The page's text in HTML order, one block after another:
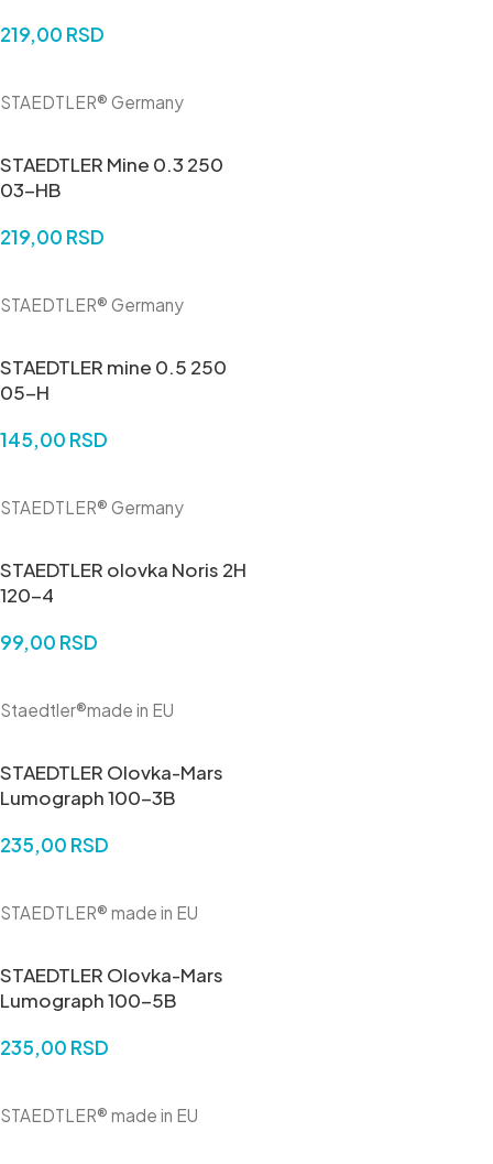
219,00 RSD
STAEDTLER® Germany
STAEDTLER Mine 0.3 250
03-HB
219,00 RSD
STAEDTLER® Germany
STAEDTLER mine 0.5 250
05-H
145,00 RSD
STAEDTLER® Germany
STAEDTLER olovka Noris 2H
120-4
99,00 RSD
Staedtler®made in EU
STAEDTLER Olovka-Mars
Lumograph 100-3B
235,00 RSD
STAEDTLER® made in EU
STAEDTLER Olovka-Mars
Lumograph 100-5B
235,00 RSD
STAEDTLER® made in EU